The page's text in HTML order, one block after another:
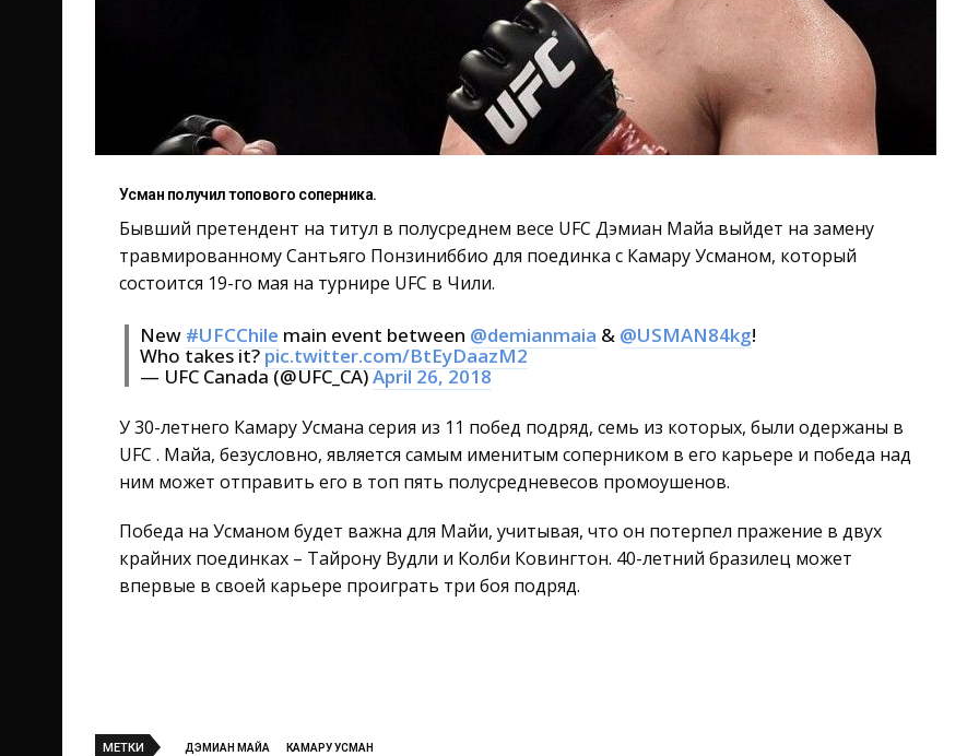
Усман получил топового соперника.
Бывший претендент на титул в полусреднем весе UFC Дэмиан Майа выйдет на замену
травмированному Сантьяго Понзиниббио для поединка с Камару Усманом, который
состоится 19-го мая на турнире UFC в Чили.
New #UFCChile main event between @demianmaia & @USMAN84kg!
Who takes it?pic.twitter.com/BtEyDaazM2
— UFC Canada (@UFC_CA)April 26, 2018
У 30-летнего Камару Усмана серия из 11 побед подряд, семь из которых, были одержаны в
UFC . Майа, безусловно, является самым именитым соперником в его карьере и победа над
ним может отправить его в топ пять полусредневесов промоушенов.
Победа на Усманом будет важна для Майи, учитывая, что он потерпел пражение в двух
крайних поединках – Тайрону Вудли и Колби Ковингтон. 40-летний бразилец может
впервые в своей карьере проиграть три боя подряд.
МЕТКИ ДЭМИАН МАЙА КАМАРУ УСМАН